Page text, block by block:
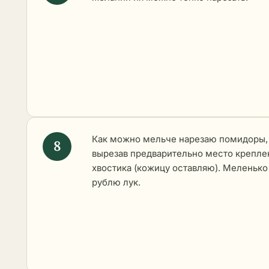
Как можно мельче нарезаю помидоры,
вырезав предварительно место
хвостика (кожицу оставляю). Меленько
рублю лук.